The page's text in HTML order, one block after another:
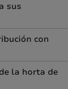
sus
con
la horta de